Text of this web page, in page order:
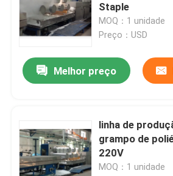
Staple
MOQ：1 unidade
Preço：USD
Melhor preço
linha de
grampo de
220V
MOQ：1 unidade